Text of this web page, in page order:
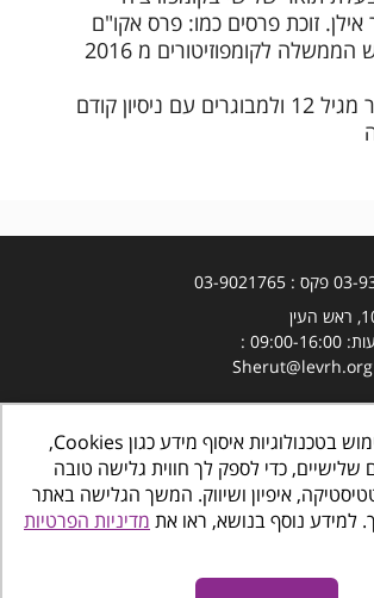
אילן. זוכת פרסים כמו: פרס אקו"ם
לקומפוזיטורים מ 2016
מתאים לבני נוער מגיל 12 ולמבוגרים עם ניסיון קודם
03- פקס
03-9021765
16:00
Sherut@levrh.org
באתר זה נעשה שימוש בטכנולוגיות איסוף מידע כגון Cookies,
שלישיים, כדי לספק לך חווית גלישה טובה
איפיון ושיווק. המשך הגלישה באתר
למידע נוסף בנושא, ראו את מדיניות הפרטיות